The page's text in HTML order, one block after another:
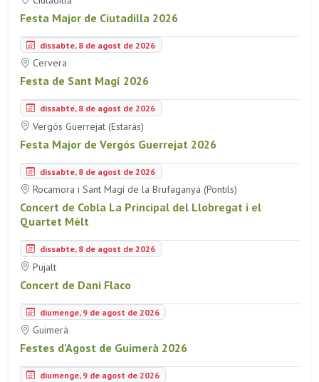
Festa Major de Ciutadilla 2026
dissabte, 8 de agost de 2026
Cervera
Festa de Sant Magí 2026
dissabte, 8 de agost de 2026
Vergós Guerrejat (Estaràs)
Festa Major de Vergós Guerrejat 2026
dissabte, 8 de agost de 2026
Rocamora i Sant Magí de la Brufaganya (Pontils)
Concert de Cobla La Principal del Llobregat i el
Quartet Mèlt
dissabte, 8 de agost de 2026
Pujalt
Concert de Dani Flaco
diumenge, 9 de agost de 2026
Guimerà
Festes d'Agost de Guimerà 2026
diumenge, 9 de agost de 2026